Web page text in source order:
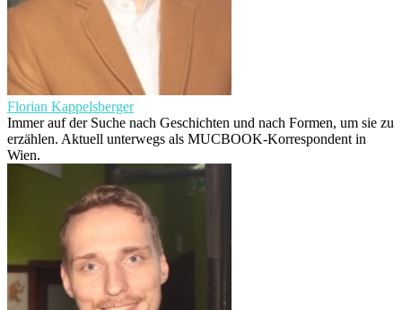
Florian Kappelsberger
Immer auf der Suche nach Geschichten und nach Formen, um sie zu
erzählen. Aktuell unterwegs als MUCBOOK-Korrespondent in
Wien.